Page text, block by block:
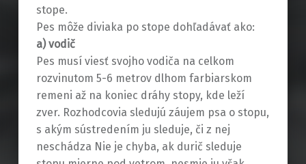
stope.
Pes môže diviaka po stope dohľadávať ako:
a) vodič
Pes musí viesť svojho vodiča na celkom
rozvinutom 5-6 metrov dlhom farbiarskom
remeni až na koniec dráhy stopy, kde leží
zver. Rozhodcovia sledujú záujem psa o stopu,
s akým sústredením ju sleduje, či z nej
neschádza Nie je chyba, ak durič sleduje